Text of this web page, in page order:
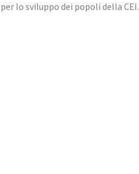
lo sviluppo dei popoli della CEI.